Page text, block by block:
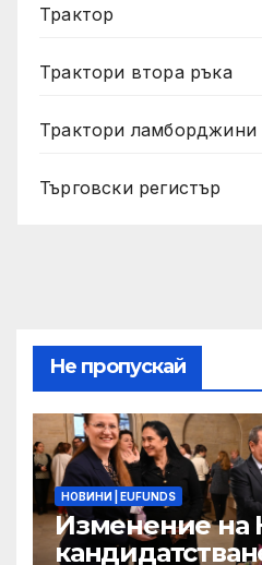
Трактор
Трактори втора ръка
Трактори ламборджини
Търговски регистър
Не пропускай
НОВИНИ | EUFUNDS
Изменение на